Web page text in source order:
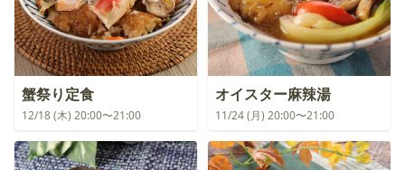
蟹祭り定食
12/18 (木) 20:00〜21:00
オイスター麻辣湯
11/24 (月) 20:00〜21:00